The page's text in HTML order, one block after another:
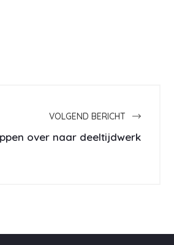
VOLGEND BERICHT
over naar deeltijdwerk